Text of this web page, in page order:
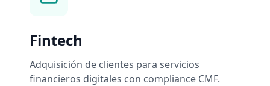
Fintech
Adquisición de clientes para servicios
financieros digitales con compliance CMF.